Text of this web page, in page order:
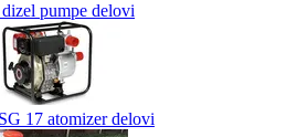
pumpe delovi
17 atomizer delovi